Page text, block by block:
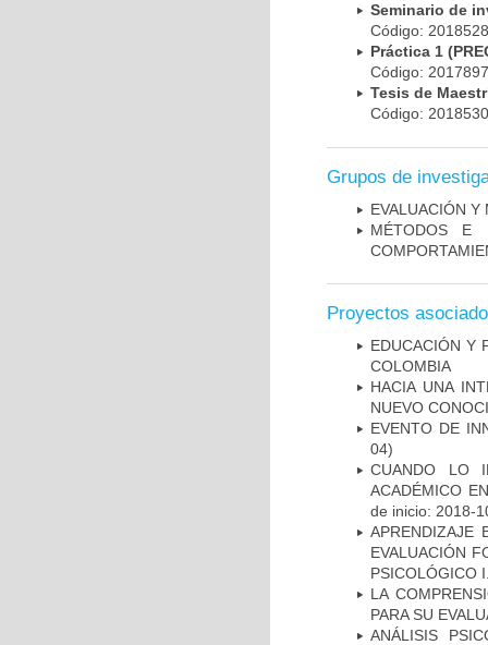
Seminario de
Código:
Práctica 1
Código:
Tesis de
Código:
Grupos de
EVALUACIÓN Y
MÉTODOS E
Proyectos
EDUCACIÓN Y
COLOMBIA
HACIA UNA
NUEVO
EVENTO DE
04)
CUANDO LO
ACADÉMICO
de inicio: 2018-
APRENDIZAJE
EVALUACIÓN
PSICOLÓGICO
LA
PARA SU
ANÁLISIS